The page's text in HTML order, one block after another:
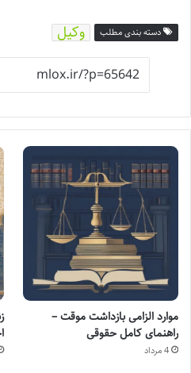
دسته بندی مطلب وکیل
موارد الزامی بازداشت موقت –
راهنمای کامل حقوقی
4 مرداد